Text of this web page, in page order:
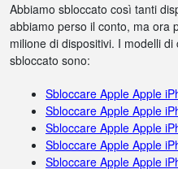
Abbiamo sbloccato così tanti
abbiamo perso il conto, ma ora
milione di dispositivi. I modelli
sbloccato sono:
Sbloccare Apple Apple
Sbloccare Apple Apple
Sbloccare Apple Apple
Sbloccare Apple Apple
Sbloccare Apple Apple